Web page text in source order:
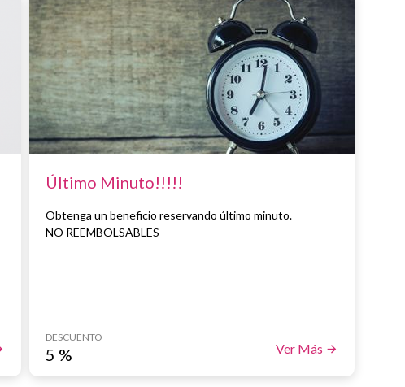
Último Minuto!!!!!
Obtenga un beneficio reservando último minuto.
NO REEMBOLSABLES
DESCUENTO
5 % Ver Más